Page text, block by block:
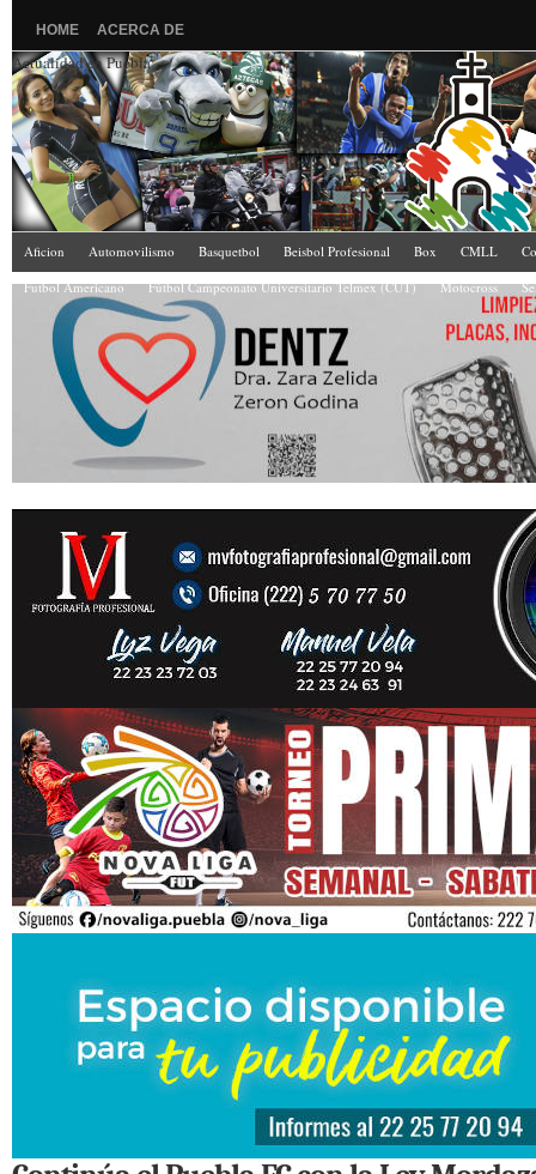
HOME ACERCA DE
Actualidad en Puebla
Aficion Automovilismo Basquetbol Beisbol Profesional Box CMLL
Futbol Americano
Fútbol Campeonato Universitario Telmex (CUT) Motocross